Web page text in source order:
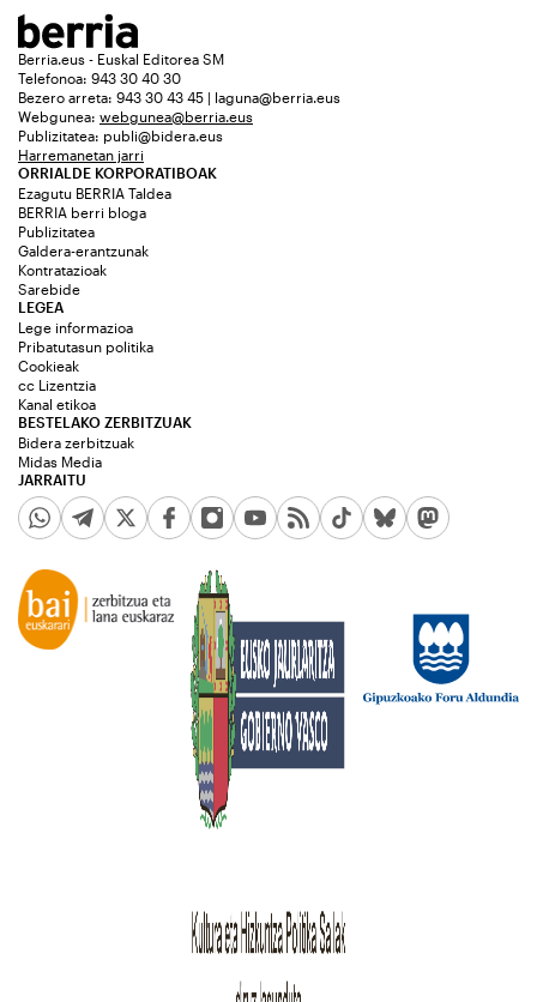
Berria.eus - Euskal Editorea SM
Telefonoa: 943 30 40 30
Bezero arreta: 943 30 43 45 | laguna@berria.eus
Webgunea: webgunea@berria.eus
Publizitatea: publi@bidera.eus
Harremanetan jarri
ORRIALDE KORPORATIBOAK
Ezagutu BERRIA Taldea
BERRIA berri bloga
Publizitatea
Galdera-erantzunak
Kontratazioak
Sarebide
JARRAITU
LEGEA
Lege informazioa
Pribatutasun politika
Cookieak
cc Lizentzia
Kanal etikoa
BESTELAKO ZERBITZUAK
Bidera zerbitzuak
Midas Media